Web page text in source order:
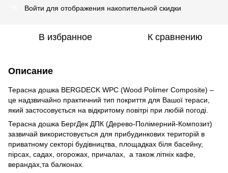
Войти для отображения накопительной скидки
В избранное К сравнению
Описание
Терасна дошка BERGDECK WPC (Wood Polimer Composite) –
це надзвичайно практичний тип покриття для Вашої тераси,
який застосовується на відкритому повітрі при любій погоді.
Терасна дошка БергДек ДПК (Дерево-Полімерний-Композит)
зазвичай використовується для прибудинкових територій в
приватному секторі будівництва, площадках біля басейну,
пірсах, садах, огорожах, причалах, а також літніх кафе,
верандах,та балконах.